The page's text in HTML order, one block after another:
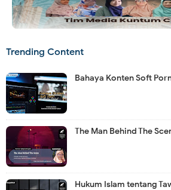
Trending Content
Bahaya Konten Soft
The Man Behind The
Hukum Islam tentang